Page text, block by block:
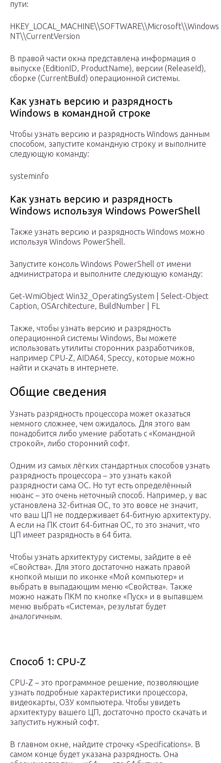
пути:
HKEY_LOCAL_MACHINE\\SOFTWARE\\Microsoft\\Windows
NT\\CurrentVersion
В правой части окна представлена информация о
выпуске (EditionID, ProductName), версии (ReleaseId),
сборке (CurrentBuild) операционной системы.
Как узнать версию и разрядность
Windows в командной строке
Чтобы узнать версию и разрядность Windows данным
способом, запустите командную строку и выполните
следующую команду:
systeminfo
Как узнать версию и разрядность
Windows используя Windows PowerShell
Также узнать версию и разрядность Windows можно
используя Windows PowerShell.
Запустите консоль Windows PowerShell от имени
администратора и выполните следующую команду:
Get-WmiObject Win32_OperatingSystem | Select-Object
Caption, OSArchitecture, BuildNumber | FL
Также, чтобы узнать версию и разрядность
операционной системы Windows, Вы можете
использовать утилиты сторонних разработчиков,
например CPU-Z, AIDA64, Speccy, которые можно
найти и скачать в интернете.
Общие сведения
Узнать разрядность процессора может оказаться
немного сложнее, чем ожидалось. Для этого вам
понадобится либо умение работать с «Командной
строкой», либо сторонний софт.
Одним из самых лёгких стандартных способов узнать
разрядность процессора – это узнать какой
разрядности сама ОС. Но тут есть определённый
нюанс – это очень неточный способ. Например, у вас
установлена 32-битная ОС, то это вовсе не значит,
что ваш ЦП не поддерживает 64-битную архитектуру.
А если на ПК стоит 64-битная ОС, то это значит, что
ЦП имеет разрядность в 64 бита.
Чтобы узнать архитектуру системы, зайдите в её
«Свойства». Для этого достаточно нажать правой
кнопкой мыши по иконке «Мой компьютер» и
выбрать в выпадающим меню «Свойства». Также
можно нажать ПКМ по кнопке «Пуск» и в выпавшем
меню выбрать «Система», результат будет
аналогичным.
Способ 1: CPU-Z
CPU-Z – это программное решение, позволяющие
узнать подробные характеристики процессора,
видеокарты, ОЗУ компьютера. Чтобы увидеть
архитектуру вашего ЦП, достаточно просто скачать и
запустить нужный софт.
В главном окне, найдите строчку «Specifications». В
самом конце будет указана разрядность. Она